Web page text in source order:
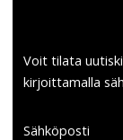
Voit tilata
kirjoittamalla
Sähköposti